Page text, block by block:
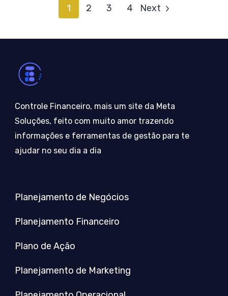
1 2 3 4 Next
Controle Financeiro, mais um site da Meta
Soluções, feito com muito amor trazendo
informações e ferramentas de gestão para te
ajudar no seu dia a dia
Planejamento de Negócios
Planejamento Financeiro
Plano de Ação
Planejamento de Marketing